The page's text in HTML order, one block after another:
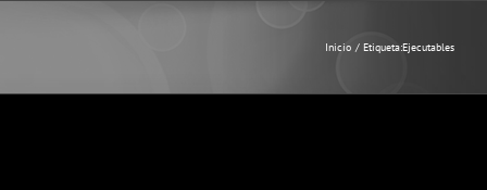
Inicio Etiqueta:Ejecutables